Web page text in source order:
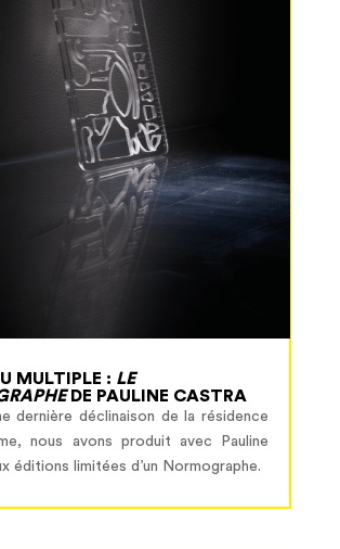
MULTIPLE : LE
DE PAULINE CASTRA
dernière déclinaison de la résidence
nous avons produit avec Pauline
éditions limitées d’un Normographe.